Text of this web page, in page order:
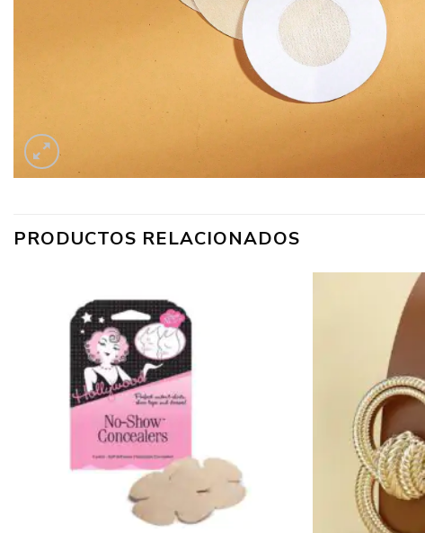
PRODUCTOS RELACIONADOS